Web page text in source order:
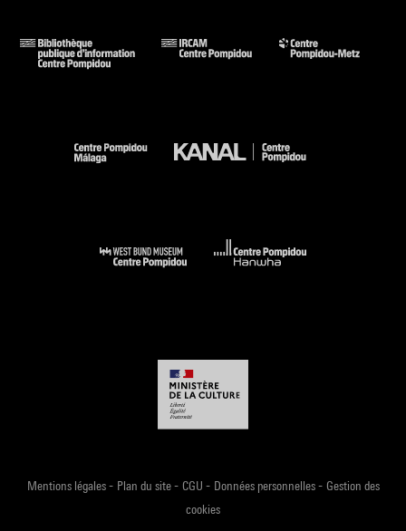
Mentions légales- Plan du site- CGU - Données personnelles- Gestion des
cookies